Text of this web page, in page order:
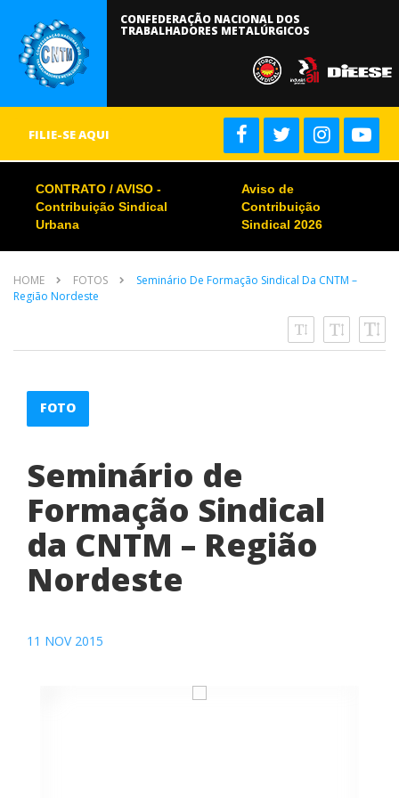
CONFEDERAÇÃO NACIONAL DOS
TRABALHADORES METALÚRGICOS
FILIE-SE AQUI
CONTRATO / AVISO -
Contribuição Sindical
Urbana
Aviso de
Contribuição
Sindical 2026
HOME FOTOS
Seminário De Formação Sindical Da CNTM –
Região Nordeste
FOTO
Seminário de
Formação Sindical
da CNTM – Região
Nordeste
11 NOV 2015